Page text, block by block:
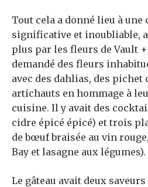
Tout cela a donné lieu à une
significative et inoubliable,
plus par les fleurs de Vault
demandé des fleurs
avec des dahlias, des pichet
artichauts en hommage à
cuisine. Il y avait des
cidre épicé épicé) et trois
de bœuf braisée au vin
Bay et lasagne aux légumes).
Le gâteau avait deux